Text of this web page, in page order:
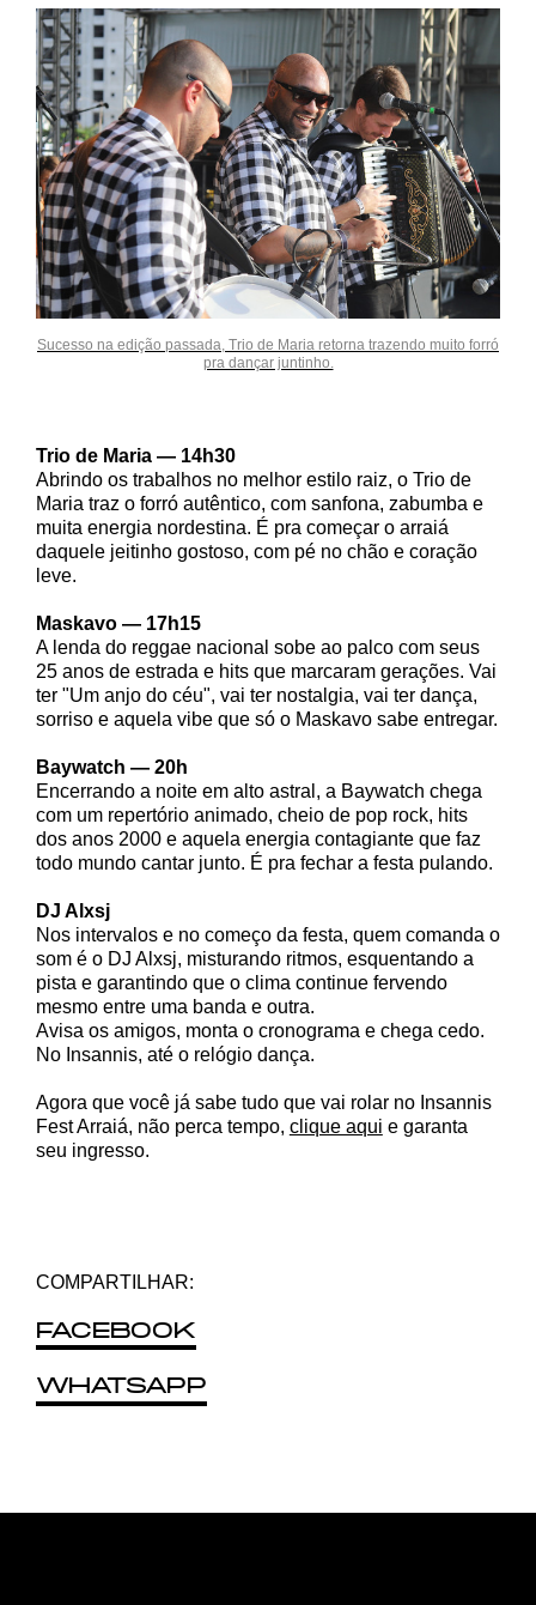
COMPARTILHAR:
FACEBOOK
WHATSAPP
Sucesso na edição passada, Trio de Maria retorna trazendo muito forró
pra dançar juntinho.
Trio de Maria — 14h30
Abrindo os trabalhos no melhor estilo raiz, o Trio de
Maria traz o forró autêntico, com sanfona, zabumba e
muita energia nordestina. É pra começar o arraiá
daquele jeitinho gostoso, com pé no chão e coração
leve.
Maskavo — 17h15
A lenda do reggae nacional sobe ao palco com seus
25 anos de estrada e hits que marcaram gerações. Vai
ter "Um anjo do céu", vai ter nostalgia, vai ter dança,
sorriso e aquela vibe que só o Maskavo sabe entregar.
Baywatch — 20h
Encerrando a noite em alto astral, a Baywatch chega
com um repertório animado, cheio de pop rock, hits
dos anos 2000 e aquela energia contagiante que faz
todo mundo cantar junto. É pra fechar a festa pulando.
DJ Alxsj
Nos intervalos e no começo da festa, quem comanda o
som é o DJ Alxsj, misturando ritmos, esquentando a
pista e garantindo que o clima continue fervendo
mesmo entre uma banda e outra.
Avisa os amigos, monta o cronograma e chega cedo.
No Insannis, até o relógio dança.
Agora que você já sabe tudo que vai rolar no Insannis
Fest Arraiá, não perca tempo, clique aqui e garanta
seu ingresso.